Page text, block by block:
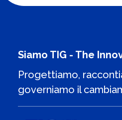
Siamo TIG - The
Progettiamo,
governiamo il